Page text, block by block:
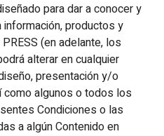
para dar a conocer y
productos y
(en adelante, los
alterar en cualquier
presentación y/o
como algunos o todos los
Condiciones o las
a algún Contenido en